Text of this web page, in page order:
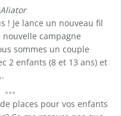
! Je lance un nouveau fil
campagne
sommes un couple
2 enfants (8 et 13 ans) et
places pour vos enfants